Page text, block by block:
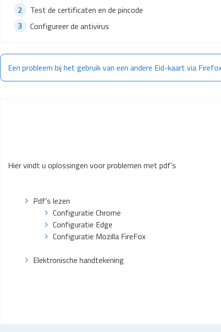
Test de certificaten en de pincode
Configureer de antivirus
Een probleem bij het gebruik van een andere Eid-kaart via
Hier vindt u oplossingen voor problemen met pdf's
Pdf's lezen
Configuratie Chrome
Configuratie Edge
Configuratie Mozilla FireFox
Elektronische handtekening